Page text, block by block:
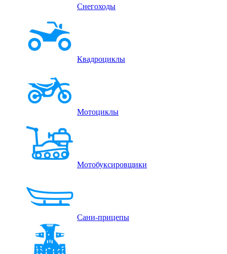
Снегоходы
Квадроциклы
Мотоциклы
Мотобуксировщики
Сани-прицепы